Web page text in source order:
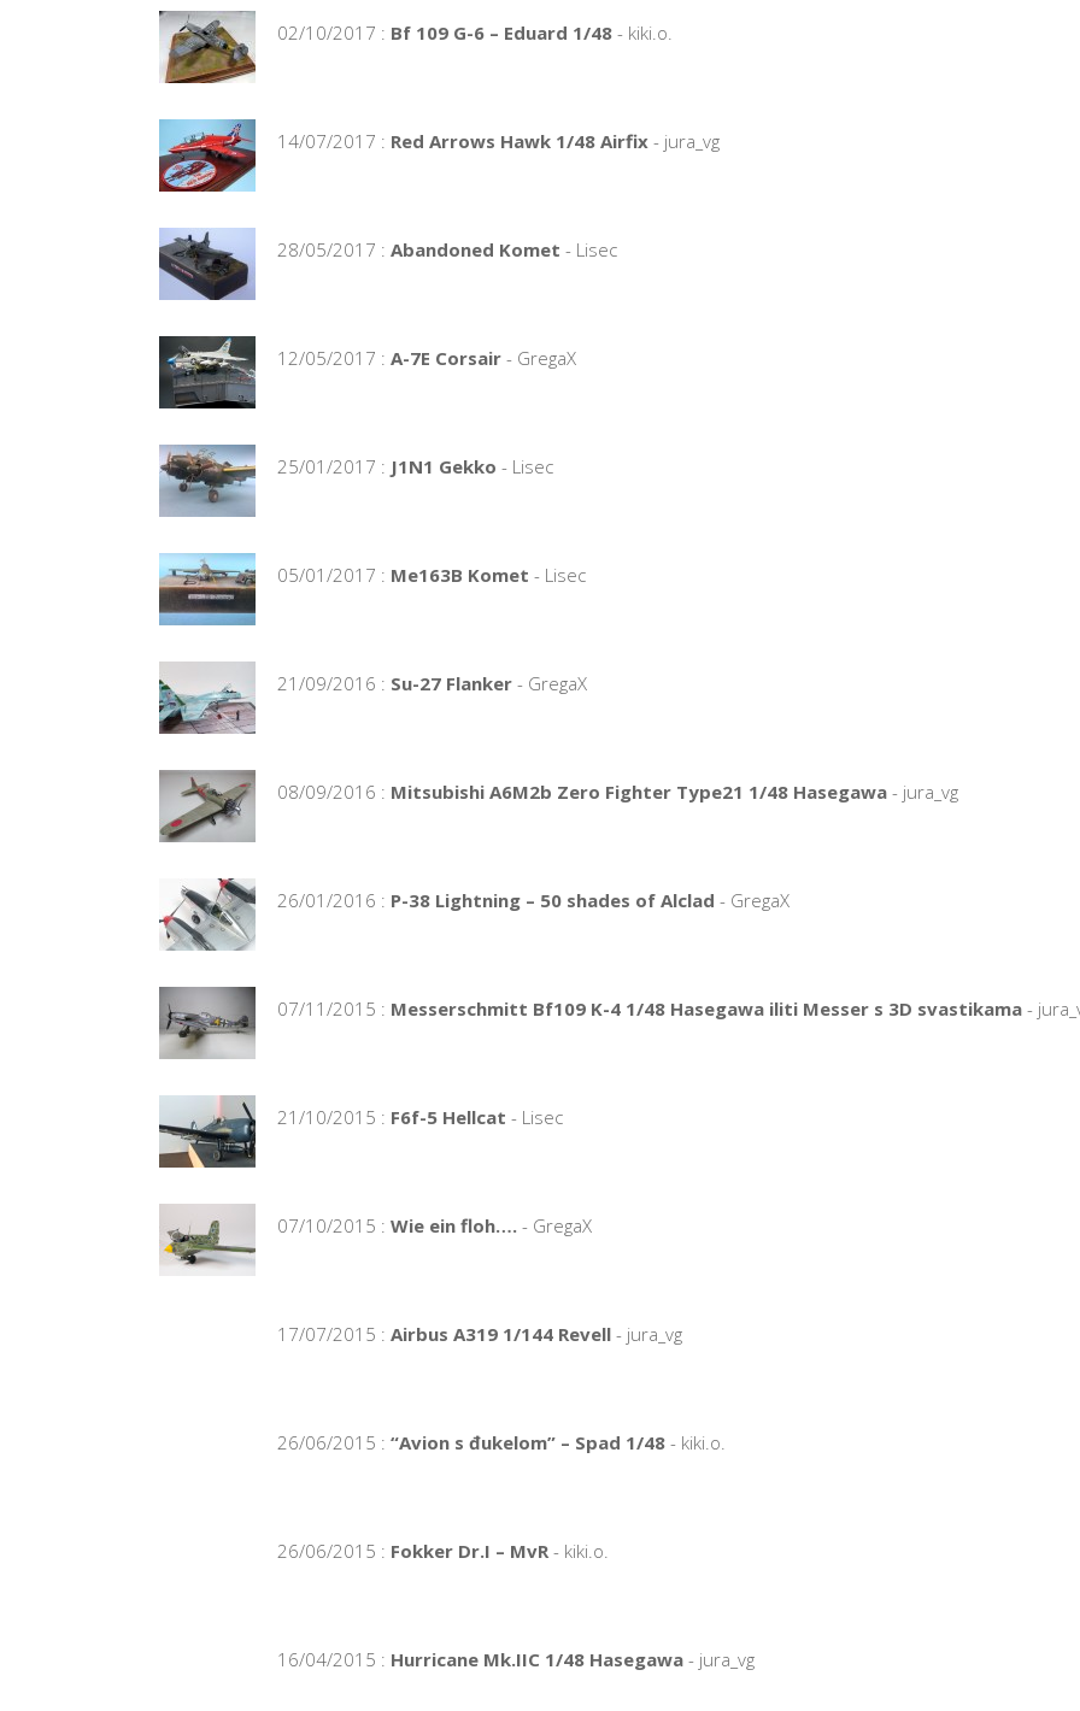
02/10/2017 : Bf 109 G-6 – Eduard 1/48 - kiki.o.
14/07/2017 : Red Arrows Hawk 1/48 Airfix - jura_vg
28/05/2017 : Abandoned Komet - Lisec
12/05/2017 : A-7E Corsair - GregaX
25/01/2017 : J1N1 Gekko - Lisec
05/01/2017 : Me163B Komet - Lisec
21/09/2016 : Su-27 Flanker - GregaX
08/09/2016 : Mitsubishi A6M2b Zero Fighter Type21 1/48 Hasegawa - jura_vg
26/01/2016 : P-38 Lightning – 50 shades of Alclad - GregaX
07/11/2015 : Messerschmitt Bf109 K-4 1/48 Hasegawa iliti Messer s 3D svastikama -
21/10/2015 : F6f-5 Hellcat - Lisec
07/10/2015 : Wie ein floh…. - GregaX
17/07/2015 : Airbus A319 1/144 Revell - jura_vg
26/06/2015 : “Avion s đukelom” – Spad 1/48 - kiki.o.
26/06/2015 : Fokker Dr.I – MvR - kiki.o.
16/04/2015 : Hurricane Mk.IIC 1/48 Hasegawa - jura_vg